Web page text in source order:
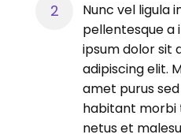
Nunc vel ligula
pellentesque a
ipsum dolor sit
adipiscing elit.
amet purus
habitant morbi
netus et